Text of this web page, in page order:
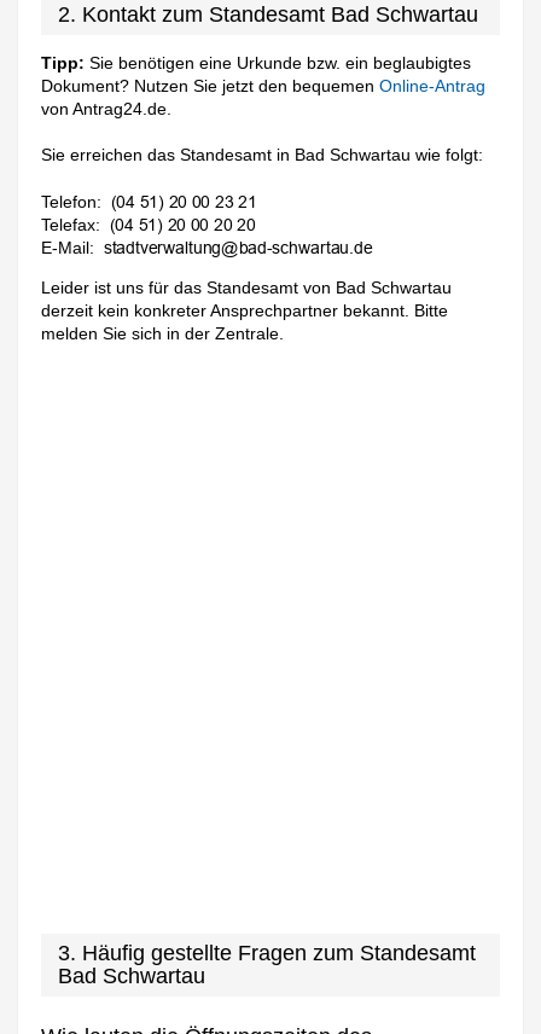
2. Kontakt zum Standesamt Bad Schwartau
Tipp: Sie benötigen eine Urkunde bzw. ein beglaubigtes
Dokument? Nutzen Sie jetzt den bequemenOnline-Antrag
von Antrag24.de.
Sie erreichen das Standesamt in Bad Schwartau wie folgt:
Telefon:
Telefax:
E-Mail:
Leider ist uns für das Standesamt von Bad Schwartau
derzeit kein konkreter Ansprechpartner bekannt. Bitte
melden Sie sich in der Zentrale.
3. Häufig gestellte Fragen zum Standesamt
Bad Schwartau